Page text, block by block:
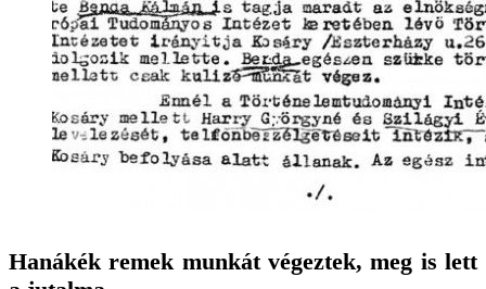
Hanákék remek munkát végeztek, meg is lett